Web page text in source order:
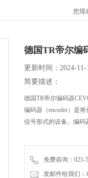
您现
德国TR帝尔编
更新时间：2024-11-
简要描述：
德国TR帝尔编码器
编码器（encoder）是
信号形式的设备。编码
免费咨询：021-
发邮件给我们：